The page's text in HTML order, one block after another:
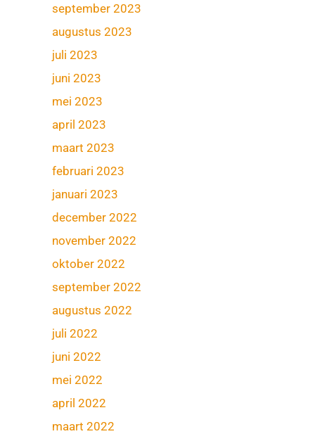
september 2023
augustus 2023
juli 2023
juni 2023
mei 2023
april 2023
maart 2023
februari 2023
januari 2023
december 2022
november 2022
oktober 2022
september 2022
augustus 2022
juli 2022
juni 2022
mei 2022
april 2022
maart 2022